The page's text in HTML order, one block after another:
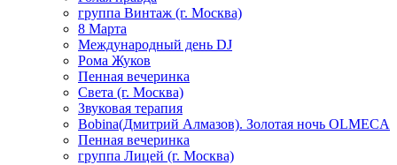
группа Винтаж (г. Москва)
8 Марта
Международный день DJ
Рома Жуков
Пенная вечеринка
Света (г. Москва)
Звуковая терапия
Bobina(Дмитрий Алмазов). Золотая ночь OLMECA
Пенная вечеринка
группа Лицей (г. Москва)